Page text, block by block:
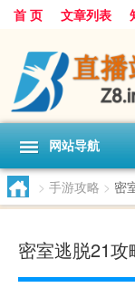
首 页 文章列表
网站导航
> 手游攻略 > 密
密室逃脱21攻